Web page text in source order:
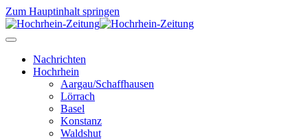
Zum Hauptinhalt springen
Nachrichten
Hochrhein
Aargau/Schaffhausen
Lörrach
Basel
Konstanz
Waldshut